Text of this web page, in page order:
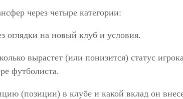
через четыре категории:
оглядки на новый клуб и условия.
вырастет (или понизится) статус
футболиста.
(позиции) в клубе и какой вклад он